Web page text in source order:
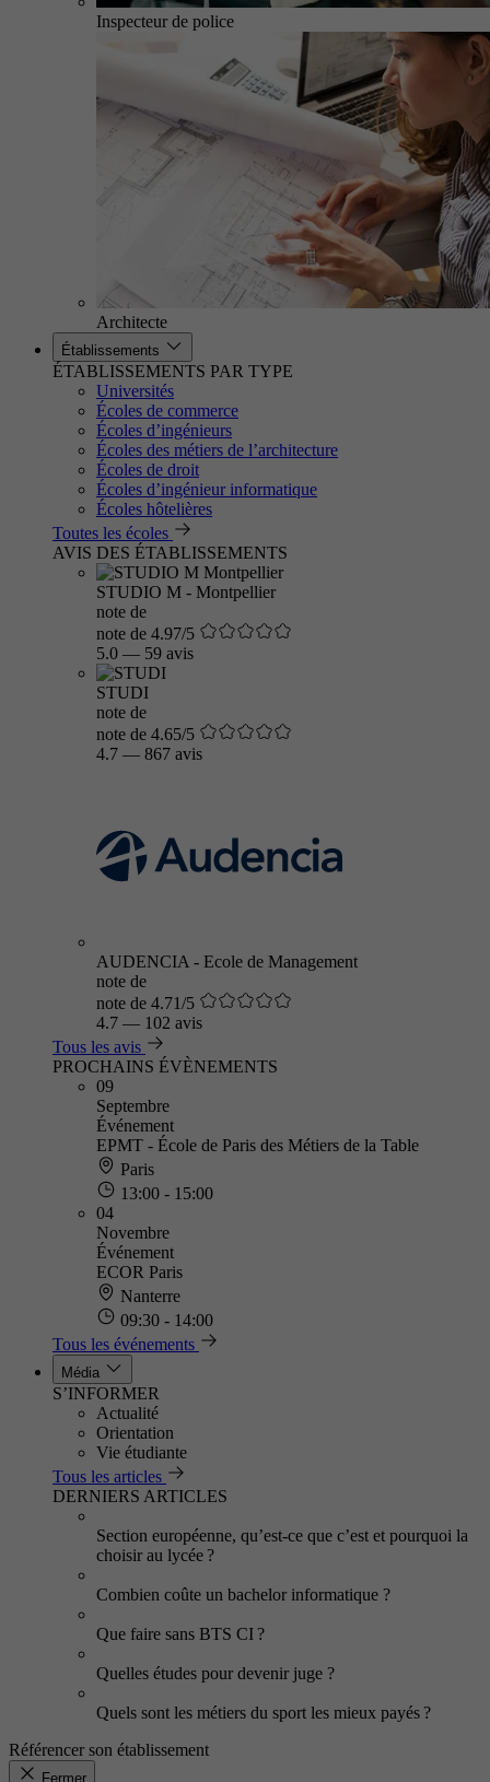
Inspecteur de police
Architecte
Établissements
ÉTABLISSEMENTS PAR TYPE
Universités
Écoles de commerce
Écoles d’ingénieurs
Écoles des métiers de l’architecture
Écoles de droit
Écoles d’ingénieur informatique
Écoles hôtelières
Toutes les écoles
AVIS DES ÉTABLISSEMENTS
STUDIO M - Montpellier
note de
note de 4.97/5
5.0 — 59 avis
STUDI
note de
note de 4.65/5
4.7 — 867 avis
AUDENCIA - Ecole de Management
note de
note de 4.71/5
4.7 — 102 avis
Tous les avis
PROCHAINS ÉVÈNEMENTS
09
Septembre
Événement
EPMT - École de Paris des Métiers de la Table
Paris
13:00 - 15:00
04
Novembre
Événement
ECOR Paris
Nanterre
09:30 - 14:00
Tous les événements
Média
S’INFORMER
Actualité
Orientation
Vie étudiante
Tous les articles
DERNIERS ARTICLES
Section européenne, qu’est-ce que c’est et pourquoi la
choisir au lycée ?
Combien coûte un bachelor informatique ?
Que faire sans BTS CI ?
Quelles études pour devenir juge ?
Quels sont les métiers du sport les mieux payés ?
Référencer son établissement
Fermer